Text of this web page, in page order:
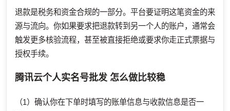
退款是税务和资金合规的一部分。平台要证明这笔资金的来
源与流向。你如果要求把退款转到另一个人的账户，通常会
触发更多核验流程，甚至被直接拒绝或要求你走正式票据与
授权手续。
腾讯云个人实名号批发 怎么做比较稳
（1）确认你在下单时填写的账单信息与收款信息是否一